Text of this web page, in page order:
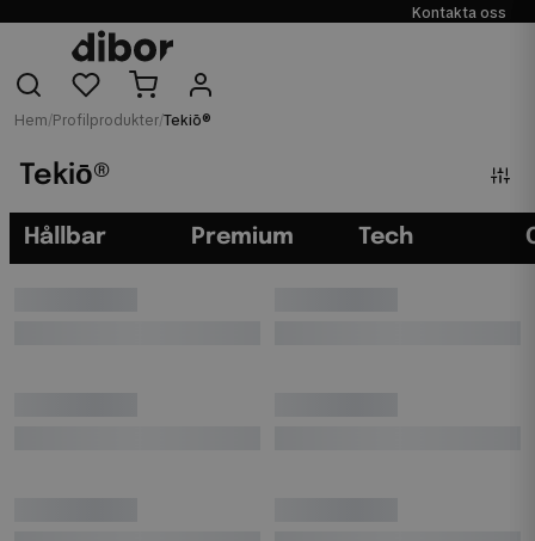
Kontakta oss
Hem/Profilprodukter/Tekiō®
Tekiō®
Hållbar Premium Tech